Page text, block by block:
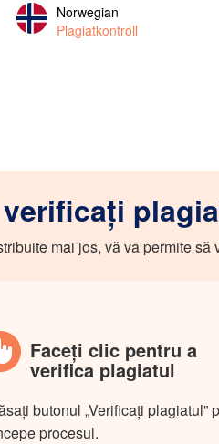
Norwegian
Plagiatkontroll
mai jos, vă va permite
Faceți clic pentru a
verifica plagiatul
butonul „Verificați plagiatul”
procesul.